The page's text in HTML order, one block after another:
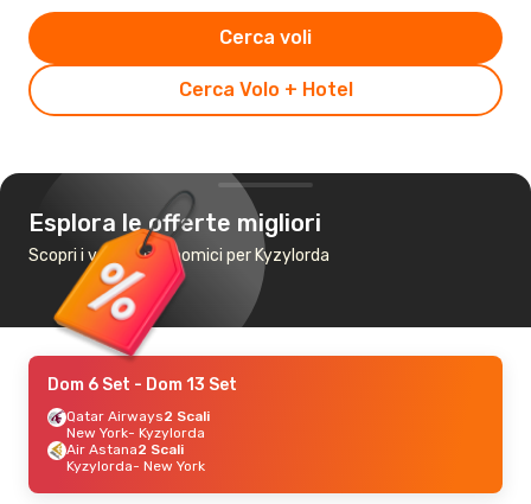
Cerca Volo + Hotel
Cerca voli
Esplora le offerte migliori
Scopri i voli più economici per Kyzylorda
Dom 6 Set - Dom 13 Set
Qatar Airways2 Scali
New York- Kyzylorda
Air Astana2 Scali
Kyzylorda- New York